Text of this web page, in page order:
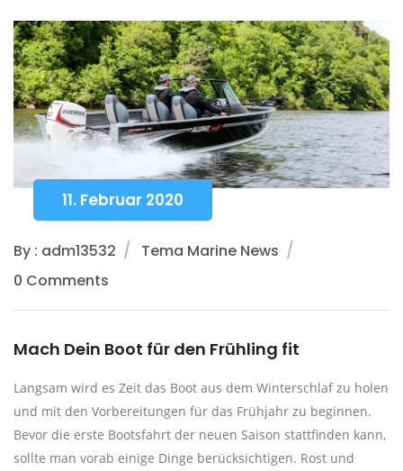
11. Februar 2020
By : adm13532
Tema Marine News
0 Comments
Mach Dein Boot für den Frühling fit
Langsam wird es Zeit das Boot aus dem Winterschlaf zu holen
und mit den Vorbereitungen für das Frühjahr zu beginnen.
Bevor die erste Bootsfahrt der neuen Saison stattfinden kann,
sollte man vorab einige Dinge berücksichtigen. Rost und